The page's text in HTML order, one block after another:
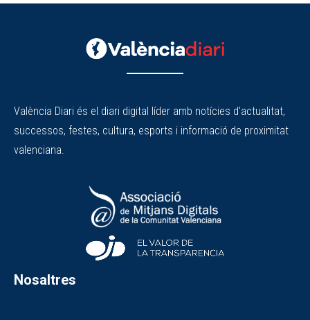
València Diari és el diari digital líder amb notícies d'actualitat,
successos, festes, cultura, esports i informació de proximitat
valenciana.
Nosaltres